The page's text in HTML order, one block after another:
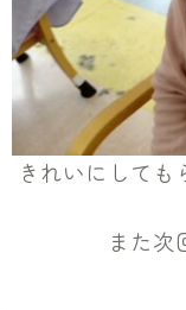
きれいにして
また次